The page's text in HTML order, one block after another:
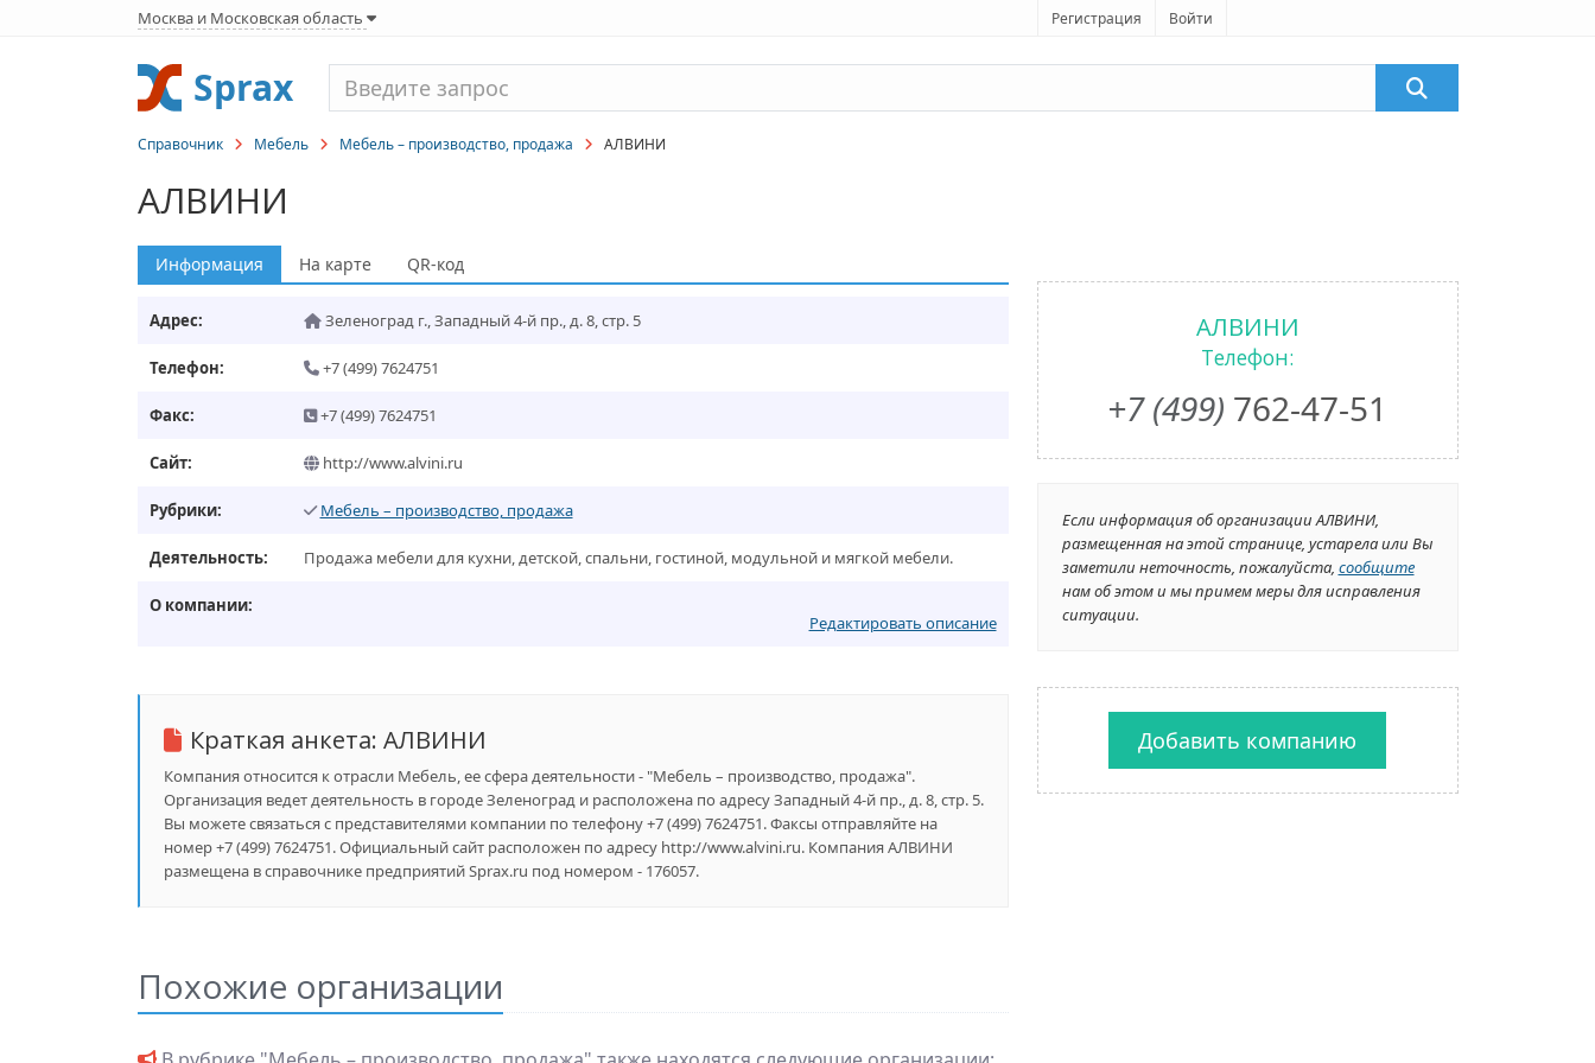
Москва и Московская область Регистрация Войти
Sprax
Справочник Мебель Мебель – производство, продажа АЛВИНИ
АЛВИНИ
Информация На карте QR-код
Адрес: Зеленоград г.,Западный 4-й пр., д. 8, стр. 5
Телефон: +7 (499) 7624751
Факс: +7 (499) 7624751
Сайт: http://www.alvini.ru
Рубрики: Мебель – производство, продажа
Деятельность: Продажа мебели для кухни, детской, спальни, гостиной, модульной и мягкой мебели.
О компании:
Редактировать описание
Краткая анкета: АЛВИНИ
Компания относится к отрасли Мебель, ее сфера деятельности - "Мебель – производство, продажа".
Организация ведет деятельность в городе Зеленоград и расположена по адресу Западный 4-й пр., д. 8, стр. 5.
Вы можете связаться с представителями компании по телефону +7 (499) 7624751. Факсы отправляйте на
номер +7 (499) 7624751. Официальный сайт расположен по адресу http://www.alvini.ru. Компания АЛВИНИ
размещена в справочнике предприятий Sprax.ru под номером - 176057.
Похожие организации
АЛВИНИ
Телефон:
+7 (499) 762-47-51
Если информация об организации АЛВИНИ,
размещенная на этой странице, устарела или Вы
заметили неточность, пожалуйста, сообщите
нам об этом и мы примем меры для исправления
ситуации.
Добавить компанию